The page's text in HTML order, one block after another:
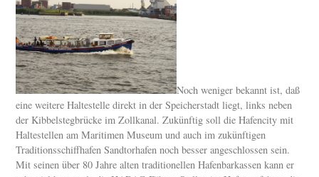
Noch weniger bekannt ist, daß
eine weitere Haltestelle direkt in der Speicherstadt liegt, links neben
der Kibbelstegbrücke im Zollkanal. Zukünftig soll die Hafencity mit
Haltestellen am Maritimen Museum und auch im zukünftigen
Traditionsschiffhafen Sandtorhafen noch besser angeschlossen sein.
Mit seinen über 80 Jahre alten traditionellen Hafenbarkassen kann er